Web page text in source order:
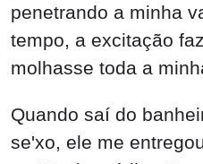
penetrando a minha
tempo, a excitação
molhasse toda a
Quando saí do
se'xo, ele me